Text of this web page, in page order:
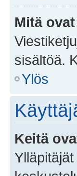
Mitä
sisältöä.
Ylös
Keitä